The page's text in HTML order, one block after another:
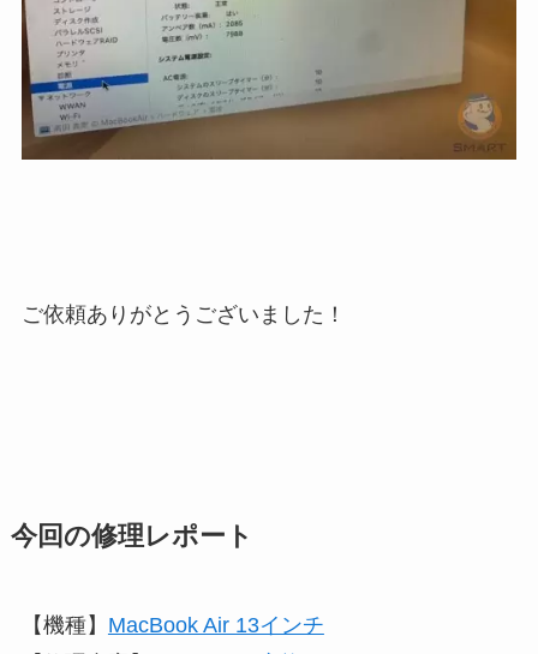
ご依頼ありがとうございました！
今回の修理レポート
【機種】 MacBook Air 13インチ